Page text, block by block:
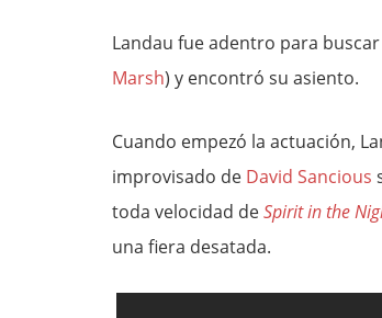
Landau fue adentro para
Marsh) y encontró su asiento.
Cuando empezó la actuación,
improvisado de David Sancious
toda velocidad deSpirit in the
una fiera desatada.